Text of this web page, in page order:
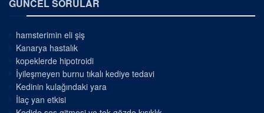
GÜNCEL SORULAR
hamsterimin eli şiş
Kanarya hastalık
kopeklerde hipotroidi
İyileşmeyen burnu tıkalı kediye tedavi
Kedinin kulağındaki yara
İlaç yan etkisi